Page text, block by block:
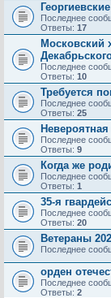
Последнее
Ответы: 17
Московский
Последнее
Ответы: 10
Требуется
Последнее
Ответы: 25
Последнее
Ответы: 9
Когда же
Последнее
Ответы: 1
35-я
Последнее
Ответы: 20
Ветераны
Последнее
орден
Последнее
Ответы: 2